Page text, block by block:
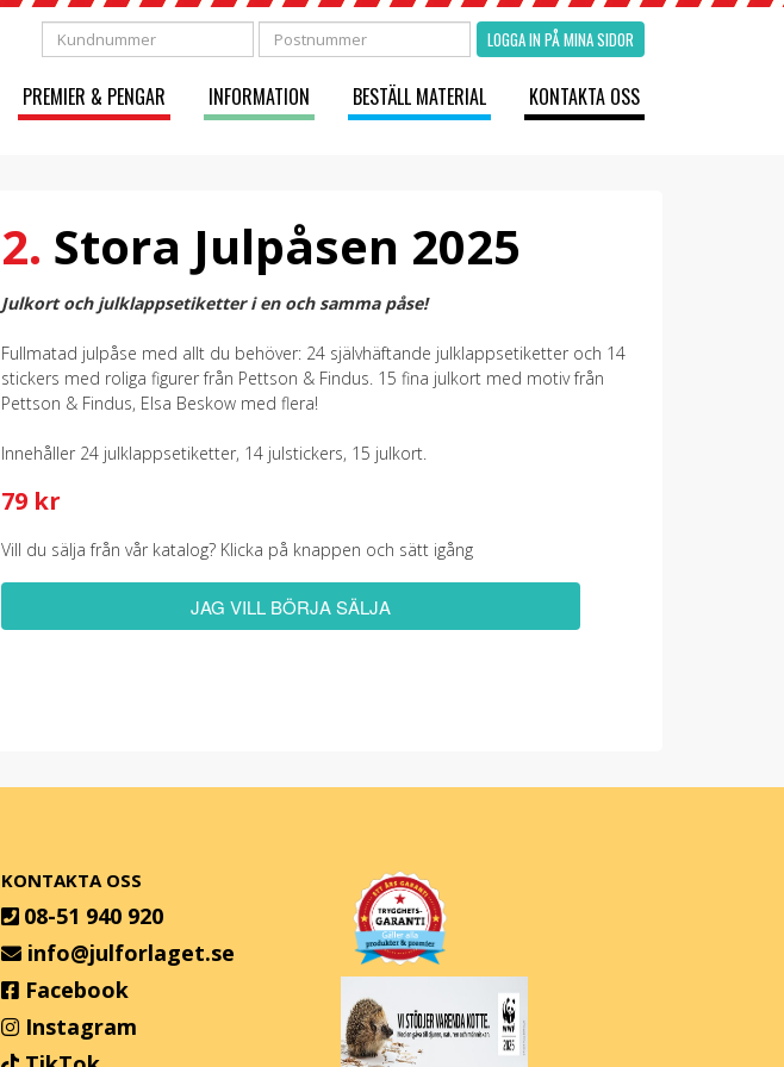
LOGGA IN PÅ MINA SIDOR
PREMIER & PENGAR INFORMATION BESTÄLL MATERIAL KONTAKTA OSS
2. Stora Julpåsen 2025
Julkort och julklappsetiketter i en och samma påse!
Fullmatad julpåse med allt du behöver: 24 självhäftande julklappsetiketter och 14
stickers med roliga figurer från Pettson & Findus. 15 fina julkort med motiv från
Pettson & Findus, Elsa Beskow med flera!
Innehåller 24 julklappsetiketter, 14 julstickers, 15 julkort.
79 kr
Vill du sälja från vår katalog? Klicka på knappen och sätt igång
JAG VILL BÖRJA SÄLJA
KONTAKTA OSS
08-51 940 920
info@julforlaget.se
Facebook
Instagram